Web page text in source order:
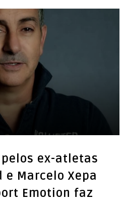
ex-atletas
e Marcelo Xepa
Emotion faz